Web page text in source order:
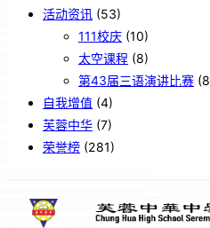
活动资讯 (53)
111校庆 (10)
太空课程 (8)
第43届三语演讲比赛
自我增值 (4)
芙蓉中华 (7)
荣誉榜 (281)